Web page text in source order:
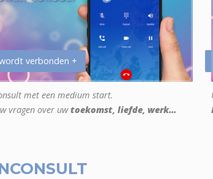
verbonden +
met een medium start.
vragen over uwtoekomst, liefde, werk...